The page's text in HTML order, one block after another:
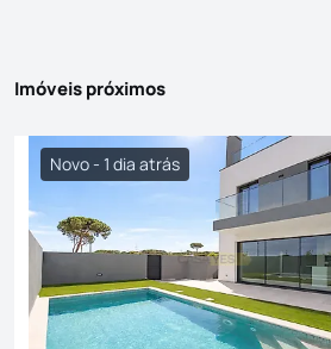
Imóveis próximos
Novo - 1 dia atrás